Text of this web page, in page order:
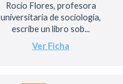
Rocío Flores, profesora
universitaria de sociología,
escribe un libro sob...
Ver Ficha